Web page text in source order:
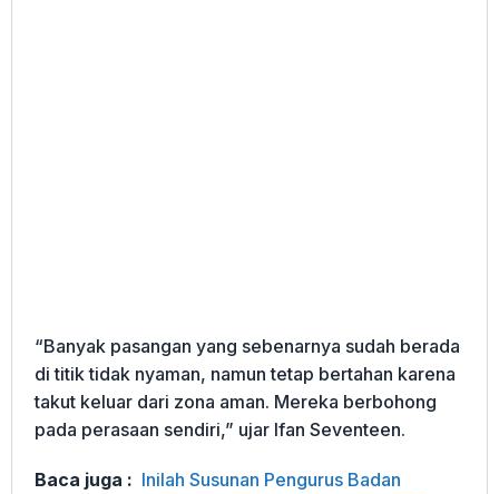
“Banyak pasangan yang sebenarnya sudah berada
di titik tidak nyaman, namun tetap bertahan karena
takut keluar dari zona aman. Mereka berbohong
pada perasaan sendiri,” ujar Ifan Seventeen.
Baca juga : Inilah Susunan Pengurus Badan